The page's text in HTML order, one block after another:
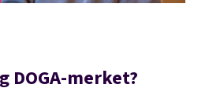
DOGA-merket?